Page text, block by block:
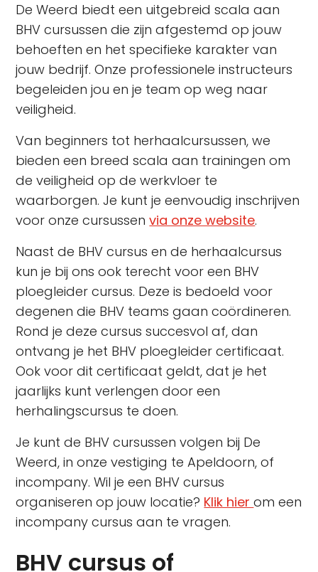
De Weerd biedt een uitgebreid scala aan
BHV cursussen die zijn afgestemd op jouw
behoeften en het specifieke karakter van
jouw bedrijf. Onze professionele instructeurs
begeleiden jou en je team op weg naar
veiligheid.
Van beginners tot herhaalcursussen, we
bieden een breed scala aan trainingen om
de veiligheid op de werkvloer te
waarborgen. Je kunt je eenvoudig inschrijven
voor onze cursussenvia onze website.
Naast de BHV cursus en de herhaalcursus
kun je bij ons ook terecht voor een BHV
ploegleider cursus. Deze is bedoeld voor
degenen die BHV teams gaan coördineren.
Rond je deze cursus succesvol af, dan
ontvang je het BHV ploegleider certificaat.
Ook voor dit certificaat geldt, dat je het
jaarlijks kunt verlengen door een
herhalingscursus te doen.
Je kunt de BHV cursussen volgen bij De
Weerd, in onze vestiging te Apeldoorn, of
incompany. Wil je een BHV cursus
organiseren op jouw locatie? Klik hierom een
incompany cursus aan te vragen.
BHV cursus of